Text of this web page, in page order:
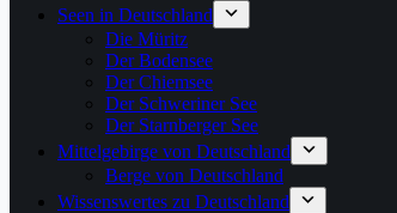
Seen in Deutschland
Die Müritz
Der Bodensee
Der Chiemsee
Der Schweriner See
Der Starnberger See
Mittelgebirge von Deutschland
Berge von Deutschland
Wissenswertes zu Deutschland